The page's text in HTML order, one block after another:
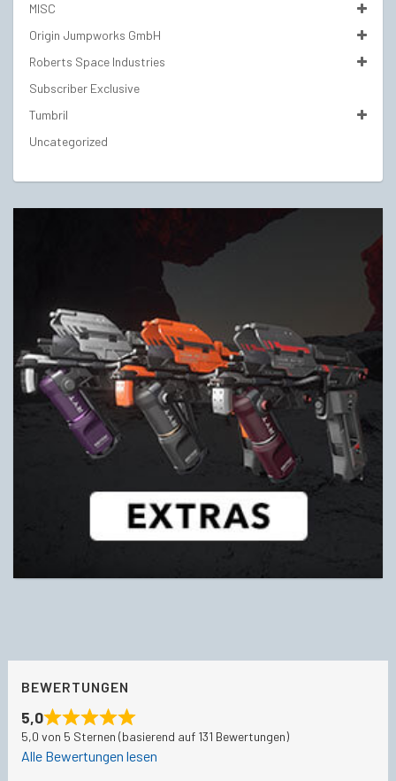
MISC
Origin Jumpworks GmbH
Roberts Space Industries
Subscriber Exclusive
Tumbril
Uncategorized
BEWERTUNGEN
5,0
5,0 von 5 Sternen (basierend auf 131 Bewertungen)
Alle Bewertungen lesen